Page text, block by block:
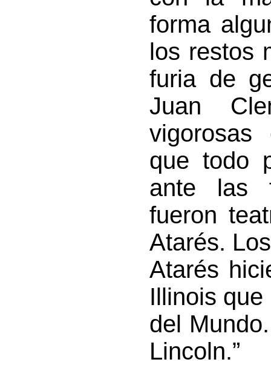
forma
los restos
furia de
Juan
que todo
ante las
fueron
Atarés.
Atarés
Illinois
del
Lincoln.”